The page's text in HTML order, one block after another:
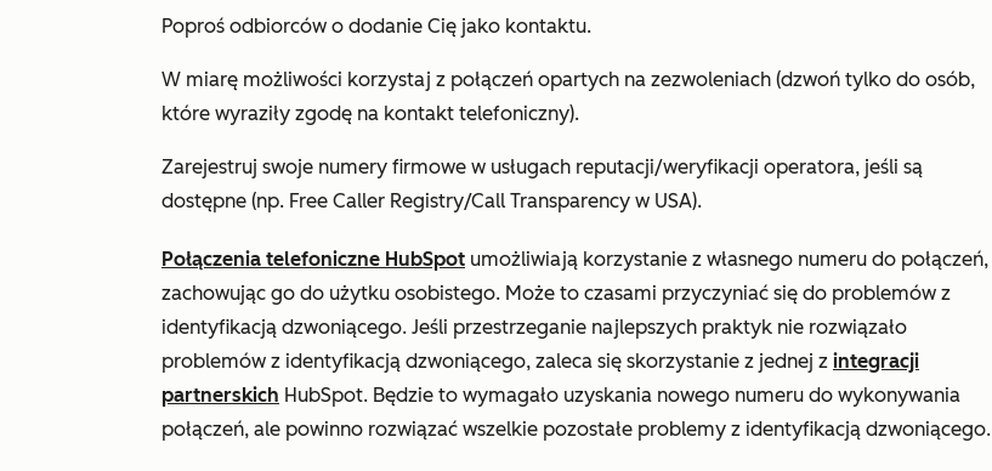
Poproś odbiorców o dodanie Cię jako kontaktu.
W miarę możliwości korzystaj z połączeń opartych na zezwoleniach (dzwoń tylko do osób,
które wyraziły zgodę na kontakt telefoniczny).
Zarejestruj swoje numery firmowe w usługach reputacji/weryfikacji operatora, jeśli są
dostępne (np. Free Caller Registry/Call Transparency w USA).
Połączenia telefoniczne HubSpot umożliwiają korzystanie z własnego numeru do połączeń,
zachowując go do użytku osobistego. Może to czasami przyczyniać się do problemów z
identyfikacją dzwoniącego. Jeśli przestrzeganie najlepszych praktyk nie rozwiązało
problemów z identyfikacją dzwoniącego, zaleca się skorzystanie z jednej z integracji
partnerskich HubSpot. Będzie to wymagało uzyskania nowego numeru do wykonywania
połączeń, ale powinno rozwiązać wszelkie pozostałe problemy z identyfikacją dzwoniącego.